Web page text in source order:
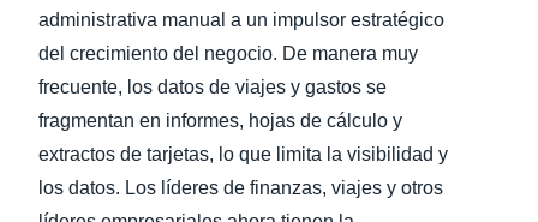
administrativa manual a un impulsor estratégico
del crecimiento del negocio. De manera muy
frecuente, los datos de viajes y gastos se
fragmentan en informes, hojas de cálculo y
extractos de tarjetas, lo que limita la visibilidad y
los datos. Los líderes de finanzas, viajes y otros